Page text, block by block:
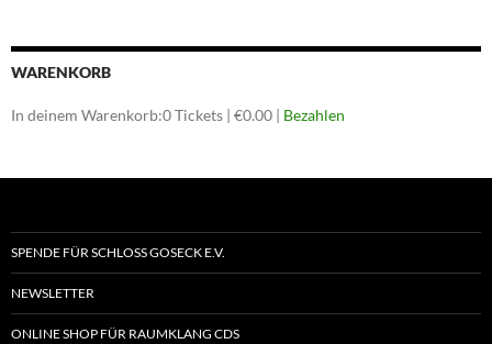
WARENKORB
In deinem Warenkorb:0Tickets | €0.00 | Bezahlen
SPENDE FÜR SCHLOSS GOSECK E.V.
NEWSLETTER
ONLINE SHOP FÜR RAUMKLANG CDS